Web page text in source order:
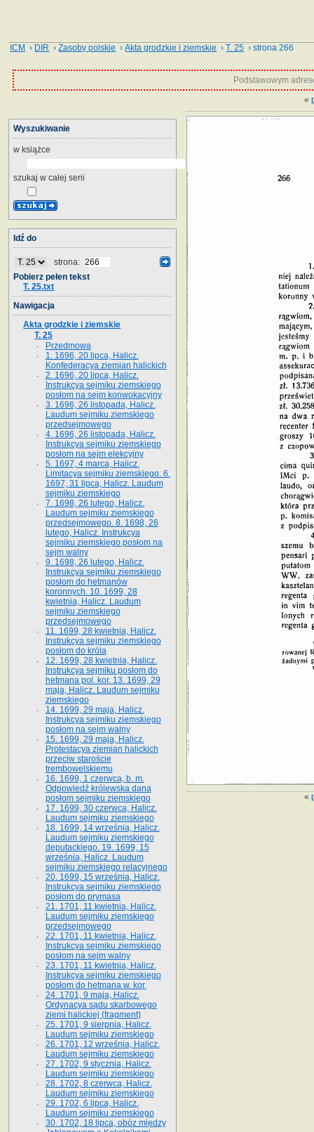
ICM › DIR ›Zasoby polskie ›Akta grodzkie i ziemskie ›T. 25 › strona 266
Podstawowym
«
«
Wyszukiwanie
w książce
szukaj w całej serii
Idź do
strona:
Pobierz pełen tekst
T. 25.txt
Nawigacja
Akta grodzkie i ziemskie
T. 25
Przedmowa
1. 1696, 20 lipca, Halicz.
Konfederacya ziemian halickich
2. 1696, 20 lipca, Halicz.
Instrukcya sejmiku ziemskiego
posłom na sejm konwokacyjny
3. 1696, 26 listopada, Halicz.
Laudum sejmiku ziemskiego
przedsejmowego
4. 1696, 26 listopada, Halicz.
Instrukcya sejmiku ziemskiego
posłom na sejm elekcyjny
5. 1697, 4 marca, Halicz.
Limitacya sejmiku ziemskiego. 6.
1697, 31 lipca, Halicz. Laudum
sejmiku ziemskiego
7. 1698, 26 lutego, Halicz.
Laudum sejmiku ziemskiego
przedsejmowego. 8. 1698, 26
lutego, Halicz. Instrukcya
sejmiku ziemskiego posłom na
sejm walny
9. 1698, 26 lutego, Halicz.
Instrukcya sejmiku ziemskiego
posłom do hetmanów
koronnych. 10. 1699, 28
kwietnia, Halicz. Laudum
sejmiku ziemskiego
przedsejmowego
11. 1699, 28 kwietnia, Halicz.
Instrukcya sejmiku ziemskiego
posłom do króla
12. 1699, 28 kwietnia, Halicz.
Instrukcya sejmiku posłom do
hetmana pol. kor. 13. 1699, 29
maja, Halicz. Laudum sejmiku
ziemskiego
14. 1699, 29 maja, Halicz.
Instrukcya sejmiku ziemskiego
posłom na sejm walny
15. 1699, 29 maja, Halicz.
Protestacya ziemian halickich
przeciw staroście
trembowelskiemu
16. 1699, 1 czerwca, b. m.
Odpowiedź królewska dana
posłom sejmiku ziemskiego
17. 1699, 30 czerwca, Halicz.
Laudum sejmiku ziemskiego
18. 1699, 14 września, Halicz.
Laudum sejmiku ziemskiego
deputackiego. 19. 1699, 15
września, Halicz. Laudum
sejmiku ziemskiego relacyjnego
20. 1699, 15 września, Halicz.
Instrukcya sejmiku ziemskiego
posłom do prymasa
21. 1701, 11 kwietnia, Halicz.
Laudum sejmiku ziemskiego
przedsejmowego
22. 1701, 11 kwietnia, Halicz.
Instrukcya sejmiku ziemskiego
posłom na sejm walny
23. 1701, 11 kwietnia, Halicz.
Instrukcya sejmiku ziemskiego
posłom do hetmana w. kor.
24. 1701, 9 maja, Halicz.
Ordynacya sądu skarbowego
ziemi halickiej (fragment)
25. 1701, 9 sierpnia, Halicz.
Laudum sejmiku ziemskiego
26. 1701, 12 września, Halicz.
Laudum sejmiku ziemskiego
27. 1702, 9 stycznia, Halicz.
Laudum sejmiku ziemskiego
28. 1702, 8 czerwca, Halicz.
Laudum sejmiku ziemskiego
29. 1702, 6 lipca, Halicz.
Laudum sejmiku ziemskiego
30. 1702, 18 lipca, obóz między